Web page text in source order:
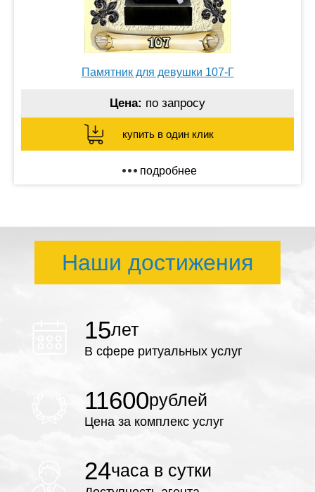
Памятник для девушки 107-Г
Цена: по запросу
купить в один клик
подробнее
Наши достижения
15лет
В сфере ритуальных услуг
11600рублей
Цена за комплекс услуг
24часа в сутки